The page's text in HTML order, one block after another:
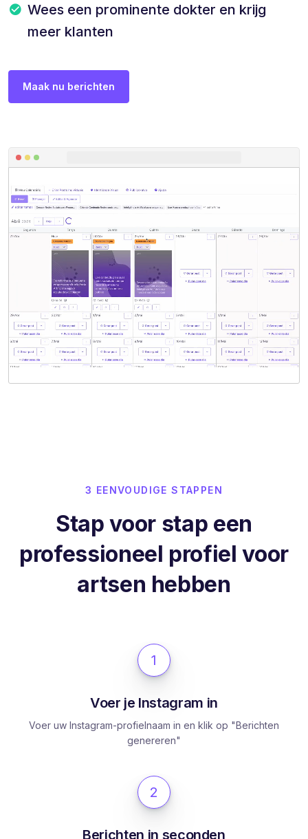
Wees een prominente dokter en krijg
meer klanten
Maak nu berichten
3 EENVOUDIGE STAPPEN
Stap voor stap een
professioneel profiel voor
artsen hebben
1
Voer je Instagram in
Voer uw Instagram-profielnaam in en klik op "Berichten
genereren"
2
Berichten in seconden